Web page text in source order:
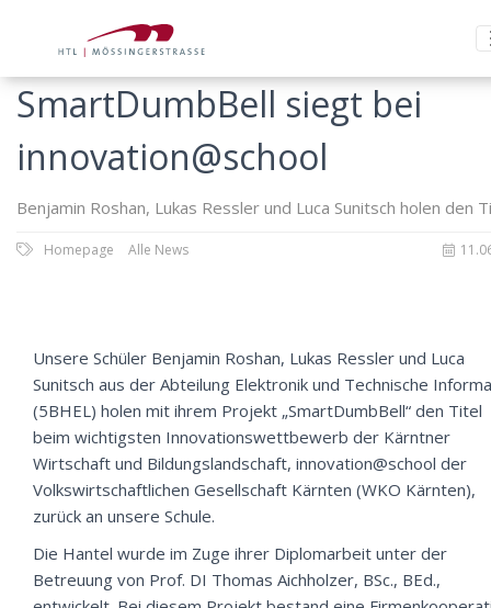
SmartDumbBell siegt bei
innovation@school
Benjamin Roshan, Lukas Ressler und Luca Sunitsch holen den
Homepage Alle News
Unsere Schüler Benjamin Roshan, Lukas Ressler und Luca
Sunitsch aus der Abteilung Elektronik und Technische
(5BHEL) holen mit ihrem Projekt „SmartDumbBell“ den Titel
beim wichtigsten Innovationswettbewerb der Kärntner
Wirtschaft und Bildungslandschaft, innovation@school der
Volkswirtschaftlichen Gesellschaft Kärnten (WKO Kärnten),
zurück an unsere Schule.
Die Hantel wurde im Zuge ihrer Diplomarbeit unter der
Betreuung von Prof. DI Thomas Aichholzer, BSc., BEd.,